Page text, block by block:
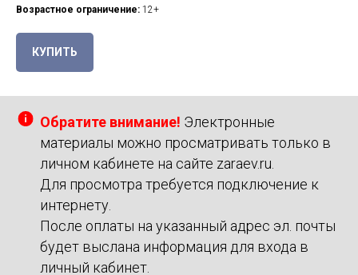
Возрастное ограничение: 12+
КУПИТЬ
Обратите внимание! Электронные
материалы можно просматривать только в
личном кабинете на сайте zaraev.ru.
Для просмотра требуется подключение к
интернету.
После оплаты на указанный адрес эл. почты
будет выслана информация для входа в
личный кабинет.